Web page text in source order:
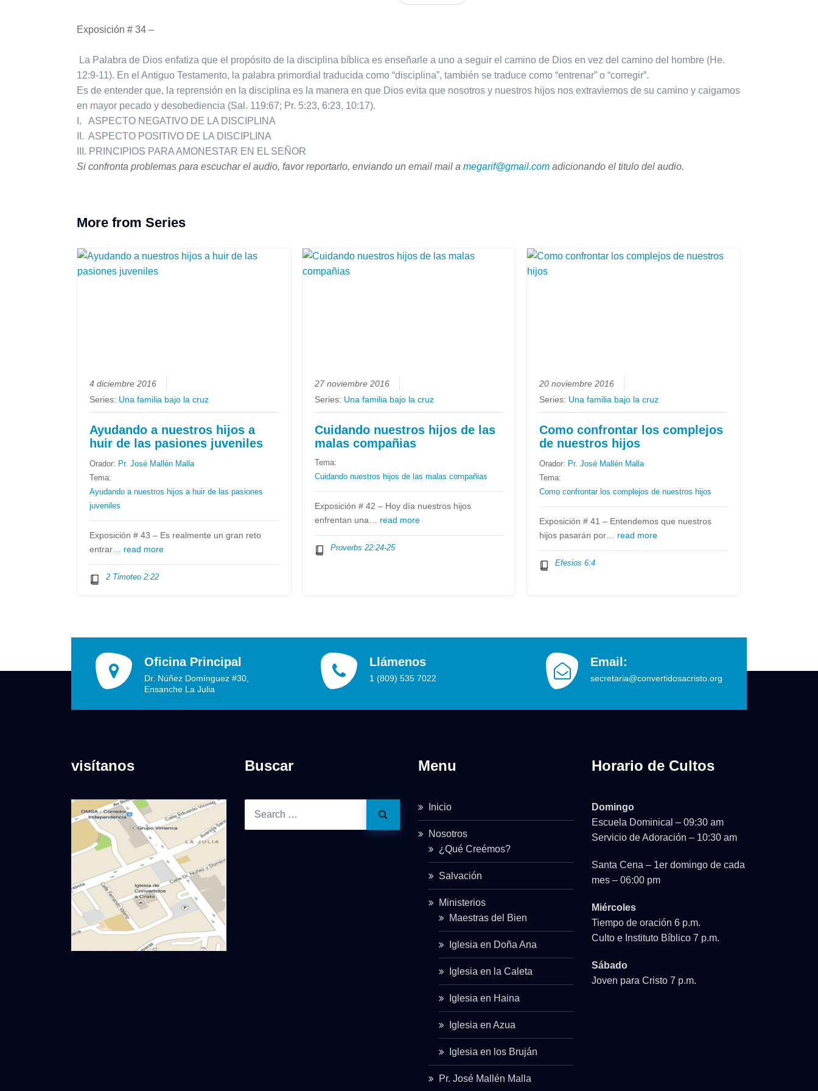
o
disminuir
el
Exposición # 34 –
La Palabra de Dios enfatiza que el propósito de la disciplina bíblica es enseñarle a uno a seguir el camino de Dios en vez del camino del hombre (He.
12:9-11). En el Antiguo Testamento, la palabra primordial traducida como “disciplina”, también se traduce como “entrenar” o “corregir”.
Es de entender que, la reprensión en la disciplina es la manera en que Dios evita que nosotros y nuestros hijos nos extraviemos de su camino y caigamos
en mayor pecado y desobediencia (Sal. 119:67; Pr. 5:23, 6:23, 10:17).
I. ASPECTO NEGATIVO DE LA DISCIPLINA
II. ASPECTO POSITIVO DE LA DISCIPLINA
III. PRINCIPIOS PARA AMONESTAR EN EL SEÑOR
Si confronta problemas para escuchar el audio, favor reportarlo, enviando un email mail a megarif@gmail.com adicionando el titulo del audio.
More from Series
4 diciembre 2016
Series: Una familia bajo la cruz
Ayudando a nuestros hijos a
huir de las pasiones juveniles
Orador: Pr. José Mallén Malla
Tema:
Ayudando a nuestros hijos a huir de las pasiones
juveniles
Exposición # 43 – Es realmente un gran reto
entrar… read more
2 Timoteo 2:22
27 noviembre 2016
Series: Una familia bajo la cruz
Cuidando nuestros hijos de las
malas compañias
Tema:
Cuidando nuestros hijos de las malas compañias
Exposición # 42 – Hoy día nuestros hijos
enfrentan una… read more
Proverbs 22:24-25
20 noviembre 2016
Series: Una familia bajo la cruz
Como confrontar los complejos
de nuestros hijos
Orador: Pr. José Mallén Malla
Tema:
Como confrontar los complejos de nuestros hijos
Exposición # 41 – Entendemos que nuestros
hijos pasarán por… read more
Efesios 6:4
Oficina Principal
Dr. Núñez Domínguez #30,
Ensanche La Julia
Llámenos
1 (809) 535 7022
Email:
secretaria@convertidosacristo.org
visítanos Buscar Menu
Inicio
Nosotros
¿Qué Creémos?
Salvación
Ministerios
Maestras del Bien
Iglesia en Doña Ana
Iglesia en la Caleta
Iglesia en Haina
Iglesia en Azua
Iglesia en los Bruján
Pr. José Mallén Malla
Horario de Cultos
Domingo
Escuela Dominical – 09:30 am
Servicio de Adoración – 10:30 am
Santa Cena – 1er domingo de cada
mes – 06:00 pm
Miércoles
Tiempo de oración 6 p.m.
Culto e Instituto Bíblico 7 p.m.
Sábado
Joven para Cristo 7 p.m.